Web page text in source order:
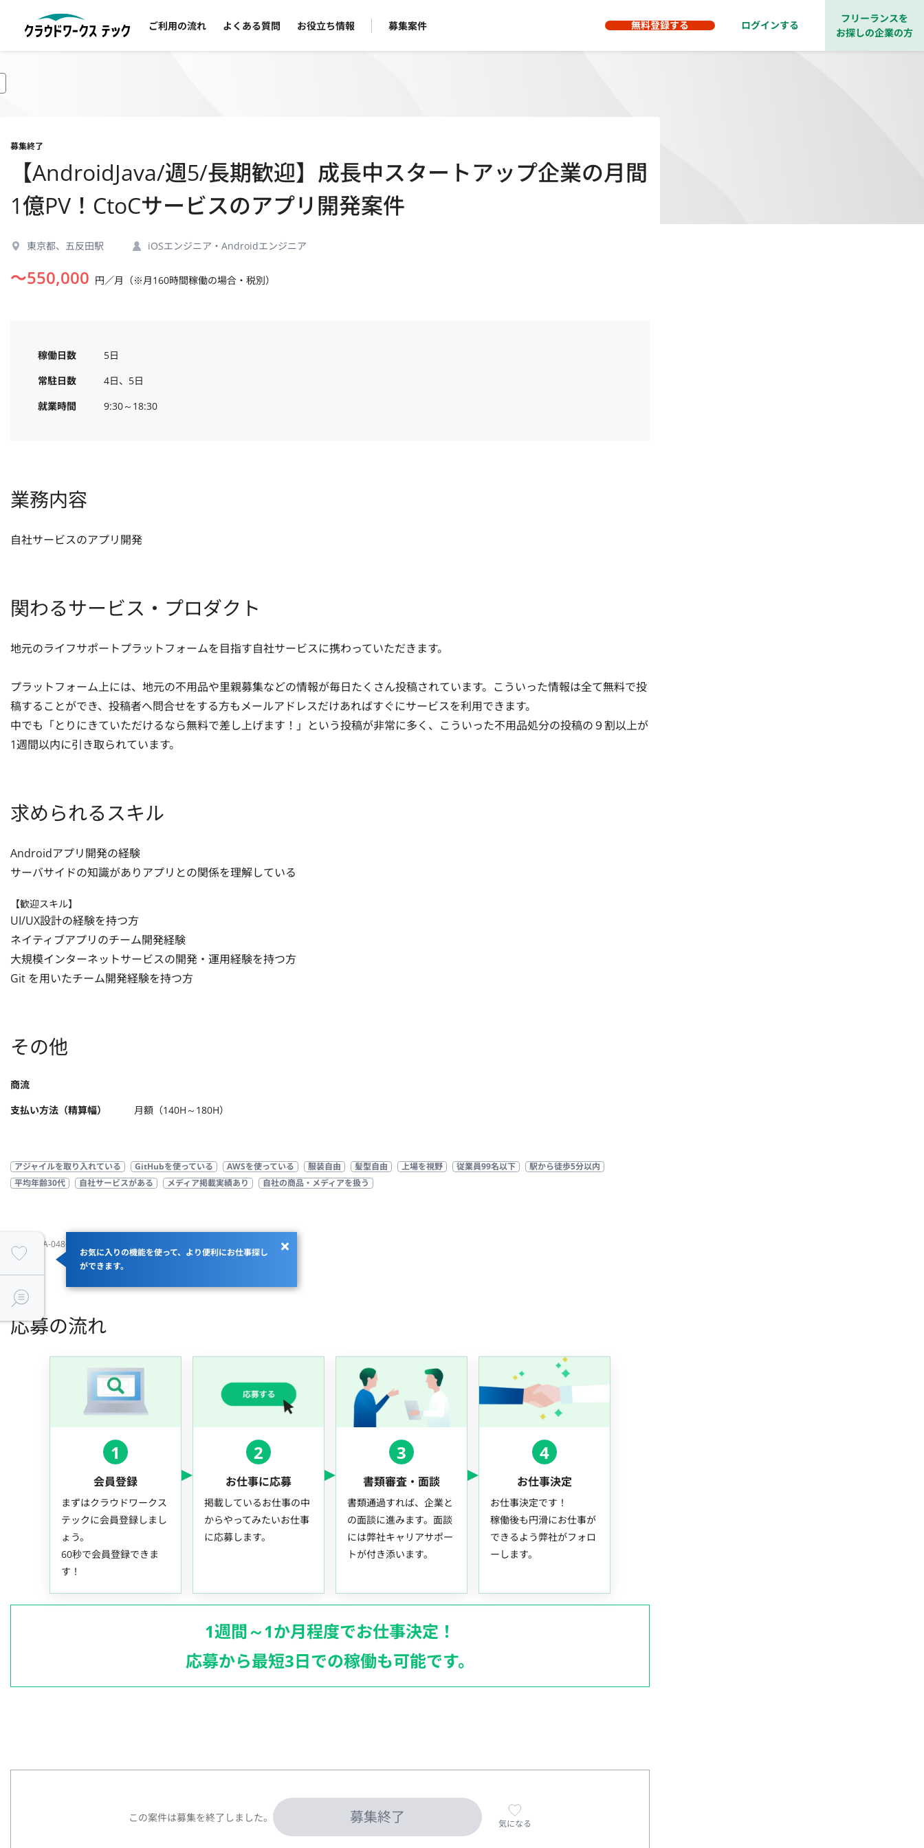
ご利用の流れ よくある質問 お役立ち情報 募集案件 無料登録する ログインする
フリーランスを
お探しの企業の方
お気に入りの機能を使って、より便利にお仕事探し
ができます。
募集終了
【AndroidJava/週5/長期歓迎】成長中スタートアップ企業の月間
1億PV！CtoCサービスのアプリ開発案件
東京都、五反田駅 iOSエンジニア・Androidエンジニア
〜550,000 円／月（※月160時間稼働の場合・税別）
稼働日数
5日
常駐日数
4日、5日
就業時間
9:30～18:30
業務内容
自社サービスのアプリ開発
関わるサービス・プロダクト
地元のライフサポートプラットフォームを目指す自社サービスに携わっていただきます。
プラットフォーム上には、地元の不用品や里親募集などの情報が毎日たくさん投稿されています。こういった情報は全て無料で投
稿することができ、投稿者へ問合せをする方もメールアドレスだけあればすぐにサービスを利用できます。
中でも「とりにきていただけるなら無料で差し上げます！」という投稿が非常に多く、こういった不用品処分の投稿の９割以上が
1週間以内に引き取られています。
求められるスキル
Androidアプリ開発の経験
サーバサイドの知識がありアプリとの関係を理解している
【歓迎スキル】
UI/UX設計の経験を持つ方
ネイティブアプリのチーム開発経験
大規模インターネットサービスの開発・運用経験を持つ方
Git を用いたチーム開発経験を持つ方
その他
商流
支払い方法（精算幅）
月額（140H～180H）
アジャイルを取り入れている GitHubを使っている AWSを使っている 服装自由 髪型自由 上場を視野 従業員99名以下
駅から徒歩5分以内
平均年齢30代
自社サービスがある メディア掲載実績あり 自社の商品・メディアを扱う
JOBID：JA-048680
応募の流れ
1
会員登録
まずはクラウドワークス
テックに会員登録しまし
ょう。
60秒で会員登録できま
す！
2
お仕事に応募
掲載しているお仕事の中
からやってみたいお仕事
に応募します。
3
書類審査・面談
書類通過すれば、企業と
の面談に進みます。面談
には弊社キャリアサポー
トが付き添います。
4
お仕事決定
お仕事決定です！
稼働後も円滑にお仕事が
できるよう弊社がフォロ
ーします。
1週間～1か月程度でお仕事決定！
応募から最短3日での稼働も可能です。
この案件は募集を終了しました。 募集終了 気になる